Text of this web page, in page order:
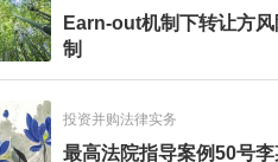
Earn-out机制下转让方风
制
投资并购法律实务
最高法院指导案例50号李